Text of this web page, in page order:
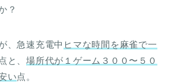
？
、急速充電中 ヒマな時間を麻雀で一
点と、場所代が１ゲーム３００〜５０
い点。